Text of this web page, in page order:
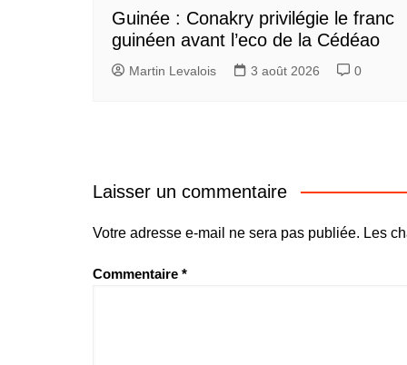
Guinée : Conakry privilégie le franc
guinéen avant l’eco de la Cédéao
Martin Levalois 3 août 2026 0
Laisser un commentaire
Votre adresse e-mail ne sera pas publiée. Les
Commentaire *